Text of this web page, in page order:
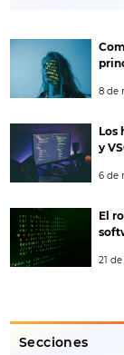
8 de
Los
y
6 de
El
21
Secciones